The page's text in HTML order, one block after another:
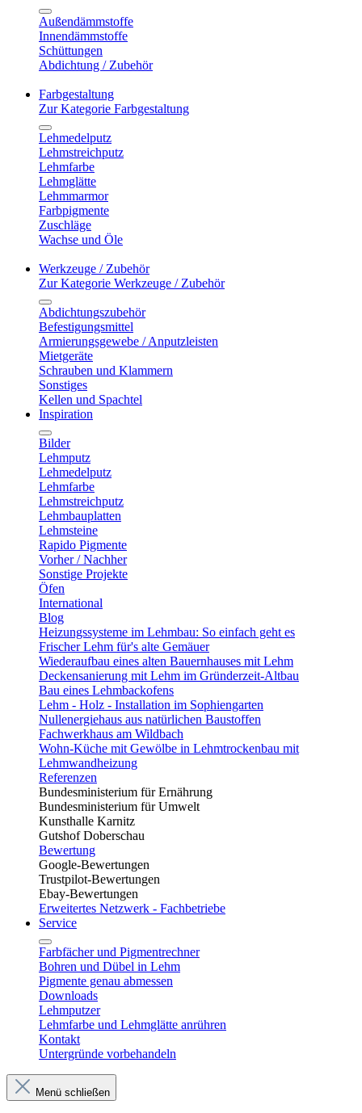
Außendämmstoffe
Innendämmstoffe
Schüttungen
Abdichtung / Zubehör
Farbgestaltung
Zur Kategorie Farbgestaltung
Lehmedelputz
Lehmstreichputz
Lehmfarbe
Lehmglätte
Lehmmarmor
Farbpigmente
Zuschläge
Wachse und Öle
Werkzeuge / Zubehör
Zur Kategorie Werkzeuge / Zubehör
Abdichtungszubehör
Befestigungsmittel
Armierungsgewebe / Anputzleisten
Mietgeräte
Schrauben und Klammern
Sonstiges
Kellen und Spachtel
Inspiration
Bilder
Lehmputz
Lehmedelputz
Lehmfarbe
Lehmstreichputz
Lehmbauplatten
Lehmsteine
Rapido Pigmente
Vorher / Nachher
Sonstige Projekte
Öfen
International
Blog
Heizungssysteme im Lehmbau: So einfach geht es
Frischer Lehm für's alte Gemäuer
Wiederaufbau eines alten Bauernhauses mit Lehm
Deckensanierung mit Lehm im Gründerzeit-Altbau
Bau eines Lehmbackofens
Lehm - Holz - Installation im Sophiengarten
Nullenergiehaus aus natürlichen Baustoffen
Fachwerkhaus am Wildbach
Wohn-Küche mit Gewölbe in Lehmtrockenbau mit
Lehmwandheizung
Referenzen
Bundesministerium für Ernährung
Bundesministerium für Umwelt
Kunsthalle Karnitz
Gutshof Doberschau
Bewertung
Google-Bewertungen
Trustpilot-Bewertungen
Ebay-Bewertungen
Erweitertes Netzwerk - Fachbetriebe
Service
Farbfächer und Pigmentrechner
Bohren und Dübel in Lehm​
Pigmente genau abmessen
Downloads
Lehmputzer
Lehmfarbe und Lehmglätte anrühren
Kontakt
Untergründe vorbehandeln
Menü schließen